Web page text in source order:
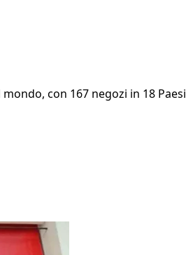
con 167 negozi in 18 Paesi